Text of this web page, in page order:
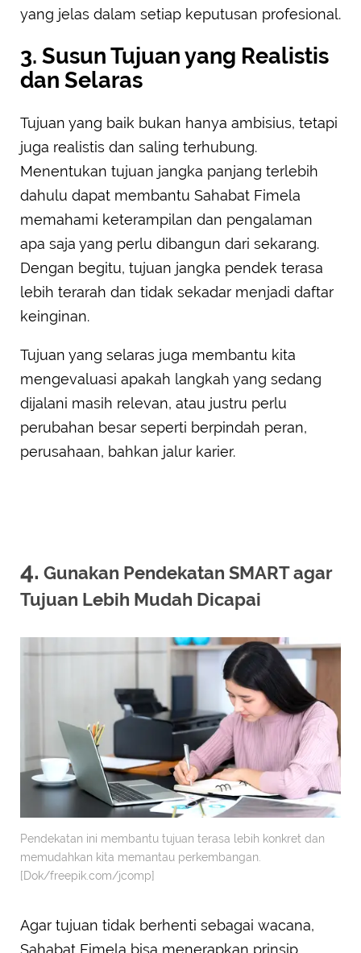
yang jelas dalam setiap keputusan profesional.
3. Susun Tujuan yang Realistis
dan Selaras
Tujuan yang baik bukan hanya ambisius, tetapi
juga realistis dan saling terhubung.
Menentukan tujuan jangka panjang terlebih
dahulu dapat membantu Sahabat Fimela
memahami keterampilan dan pengalaman
apa saja yang perlu dibangun dari sekarang.
Dengan begitu, tujuan jangka pendek terasa
lebih terarah dan tidak sekadar menjadi daftar
keinginan.
Tujuan yang selaras juga membantu kita
mengevaluasi apakah langkah yang sedang
dijalani masih relevan, atau justru perlu
perubahan besar seperti berpindah peran,
perusahaan, bahkan jalur karier.
4. Gunakan Pendekatan SMART agar
Tujuan Lebih Mudah Dicapai
Pendekatan ini membantu tujuan terasa lebih konkret dan
memudahkan kita memantau perkembangan.
[Dok/freepik.com/jcomp]
Agar tujuan tidak berhenti sebagai wacana,
Sahabat Fimela bisa menerapkan prinsip